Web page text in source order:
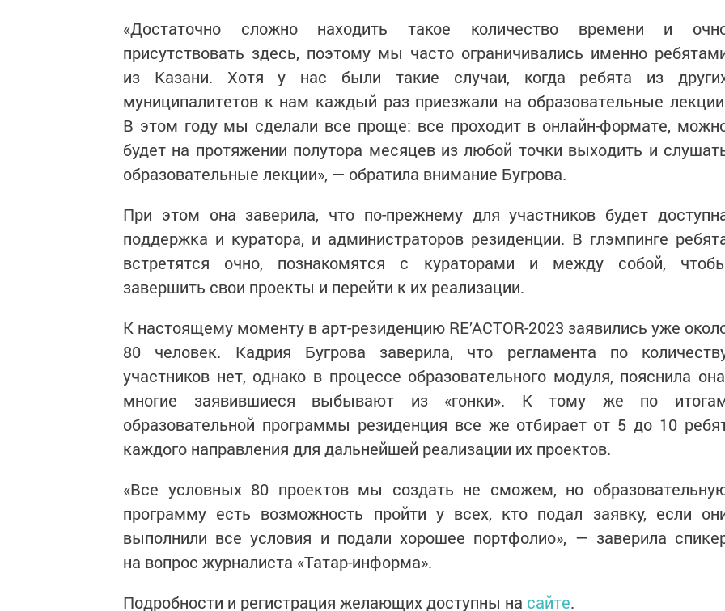
«Достаточно сложно находить такое количество времени и
присутствовать здесь, поэтому мы часто ограничивались именно
из Казани. Хотя у нас были такие случаи, когда ребята из
муниципалитетов к нам каждый раз приезжали на образовательные
В этом году мы сделали все проще: все проходит в онлайн-формате,
будет на протяжении полутора месяцев из любой точки выходить и
образовательные лекции», — обратила внимание Бугрова.
При этом она заверила, что по-прежнему для участников будет
поддержка и куратора, и администраторов резиденции. В глэмпинге
встретятся очно, познакомятся с кураторами и между собой,
завершить свои проекты и перейти к их реализации.
К настоящему моменту в арт-резиденцию RE’ACTOR-2023 заявились уже
80 человек. Кадрия Бугрова заверила, что регламента по
участников нет, однако в процессе образовательного модуля, пояснила
многие заявившиеся выбывают из «гонки». К тому же по
образовательной программы резиденция все же отбирает от 5 до 10
каждого направления для дальнейшей реализации их проектов.
«Все условных 80 проектов мы создать не сможем, но
программу есть возможность пройти у всех, кто подал заявку, если
выполнили все условия и подали хорошее портфолио», — заверила
на вопрос журналиста «Татар-информа».
Подробности и регистрация желающих доступны на сайте.